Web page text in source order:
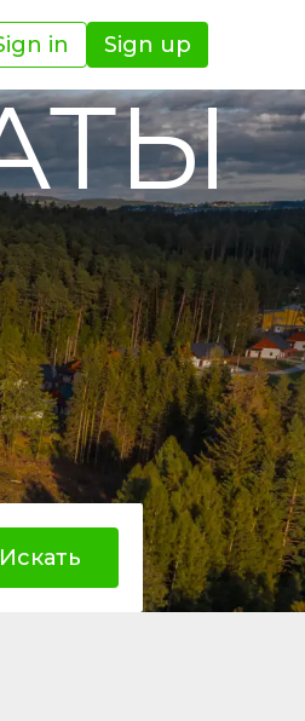
in Sign up
Искать